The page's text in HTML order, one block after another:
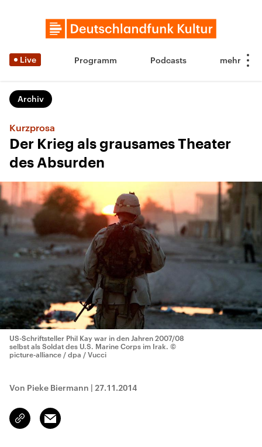
Live Programm Podcasts
Archiv
Kurzprosa
Der Krieg als grausames Theater
des Absurden
US-Schriftsteller Phil Kay war in den Jahren 2007/08
selbst als Soldat des U.S. Marine Corps im Irak. ©
picture-alliance / dpa / Vucci
Von Pieke Biermann | 27.11.2014
Link
kopieren/teilen
Email